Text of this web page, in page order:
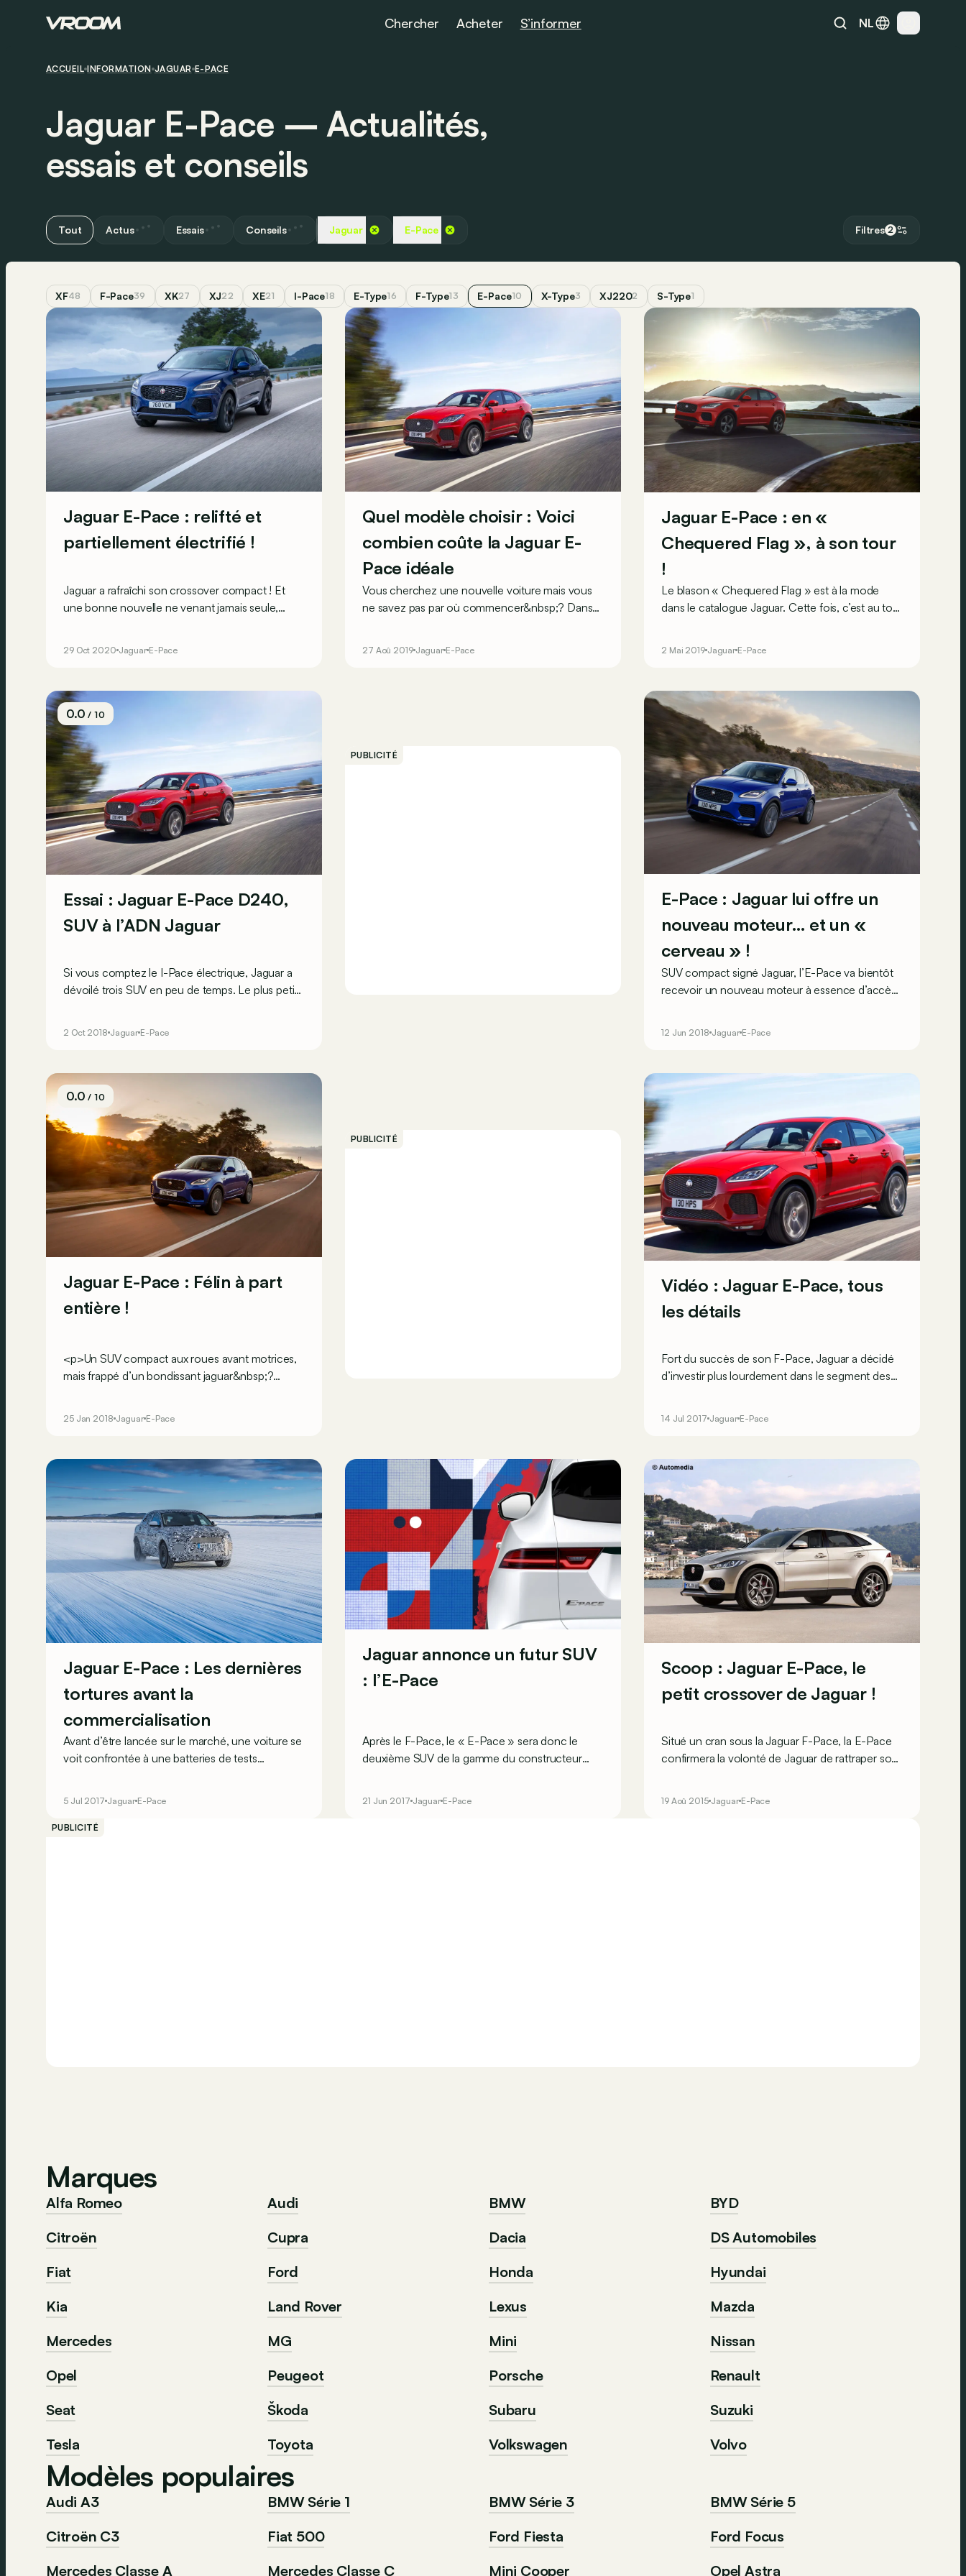
Chercher Acheter S’informer NL
ACCUEIL INFORMATION JAGUAR E-PACE
Jaguar E-Pace ― Actualités,
essais et conseils
Tout Actus Essais Conseils Jaguar E-Pace Filtres 2
XF48 F-Pace39 XK27 XJ22 XE21 I-Pace18 E-Type16 F-Type13 E-Pace10 X-Type3 XJ2202 S-Type1
Jaguar E-Pace : relifté et
partiellement électrifié !
Jaguar a rafraîchi son crossover compact ! Et
une bonne nouvelle ne venant jamais seule,
29 Oct 2020 Jaguar E-Pace
Quel modèle choisir : Voici
combien coûte la Jaguar E-
Pace idéale
Vous cherchez une nouvelle voiture mais vous
ne savez pas par où commencer&nbsp;? Dans
nous attardons sur le plus petit modèle du
27 Aoû 2019 Jaguar E-Pace
Jaguar E-Pace : en «
Chequered Flag », à son tour
!
Le blason « Chequered Flag » est à la mode
dans le catalogue Jaguar. Cette fois, c’est au tour
2 Mai 2019 Jaguar E-Pace
0.0/ 10
Essai : Jaguar E-Pace D240,
SUV à l’ADN Jaguar
Si vous comptez le I-Pace électrique, Jaguar a
dévoilé trois SUV en peu de temps. Le plus petit
avons essayé le plus puissant diesel de la
2 Oct 2018 Jaguar E-Pace
PUBLICITÉ
E-Pace : Jaguar lui offre un
nouveau moteur… et un «
cerveau » !
SUV compact signé Jaguar, l’E-Pace va bientôt
recevoir un nouveau moteur à essence d’accès.
supplémentaires de craquer ?
12 Jun 2018 Jaguar E-Pace
0.0/ 10
Jaguar E-Pace : Félin à part
entière !
<p>Un SUV compact aux roues avant motrices,
mais frappé d’un bondissant jaguar&nbsp;?
un concurrent aux Audi Q3, BMW X1 et autres
<br><br><br><br>
25 Jan 2018 Jaguar E-Pace
PUBLICITÉ
Vidéo : Jaguar E-Pace, tous
les détails
Fort du succès de son F-Pace, Jaguar a décidé
d’investir plus lourdement dans le segment des
tout électrique attendu pour l’année prochaine.
14 Jul 2017 Jaguar E-Pace
Jaguar E-Pace : Les dernières
tortures avant la
commercialisation
Avant d’être lancée sur le marché, une voiture se
voit confrontée à une batteries de tests
s’apparente à une véritable torture !
5 Jul 2017 Jaguar E-Pace
Jaguar annonce un futur SUV
: l’E-Pace
Après le F-Pace, le « E-Pace » sera donc le
deuxième SUV de la gamme du constructeur
sous le F-Pace…
21 Jun 2017 Jaguar E-Pace
Scoop : Jaguar E-Pace, le
petit crossover de Jaguar !
Situé un cran sous la Jaguar F-Pace, la E-Pace
confirmera la volonté de Jaguar de rattraper son
marque britannique ira concurrencer les BMW
19 Aoû 2015 Jaguar E-Pace
PUBLICITÉ
Marques
Alfa Romeo Audi BMW
BYD
Citroën
Cupra Dacia
DS Automobiles
Fiat
Ford Honda
Hyundai
Kia
Land Rover Lexus
Mazda
Mercedes
MG Mini
Nissan
Opel
Peugeot Porsche
Renault
Seat
Škoda Subaru
Suzuki
Tesla
Toyota Volkswagen Volvo
Modèles populaires
Audi A3 BMW Série 1 BMW Série 3
BMW Série 5
Citroën C3
Fiat 500 Ford Fiesta
Ford Focus
Mercedes Classe A
Mercedes Classe C Mini Cooper Opel Astra